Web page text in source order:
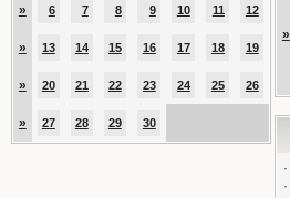
» 6 7 8 9 10 11 12
» 13 14 15 16 17 18 19
» 20 21 22 23 24 25 26
» 27 28 29 30
»
·
·